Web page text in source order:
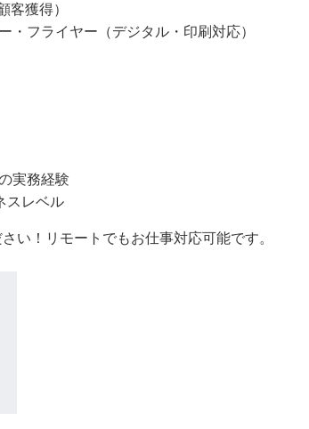
客獲得）
・フライヤー（デジタル・印刷対応）
実務経験
スレベル
い！リモートでもお仕事対応可能です。